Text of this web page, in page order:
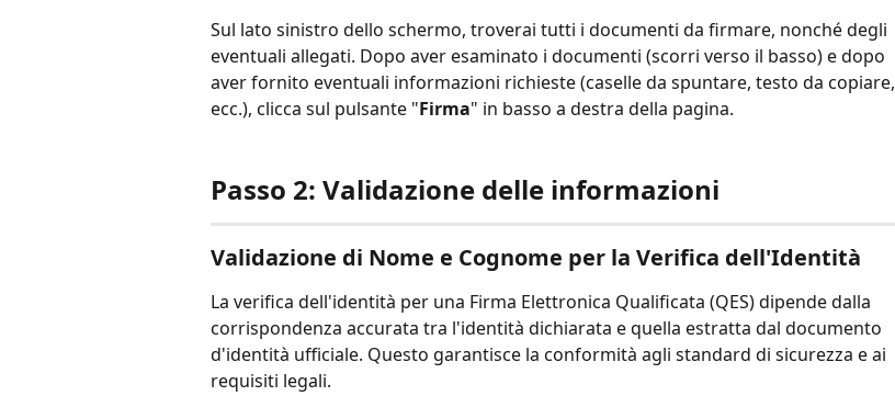
Sul lato sinistro dello schermo, troverai tutti i documenti da firmare, nonché degli
eventuali allegati. Dopo aver esaminato i documenti (scorri verso il basso) e dopo
aver fornito eventuali informazioni richieste (caselle da spuntare, testo da copiare,
ecc.), clicca sul pulsante "Firma" in basso a destra della pagina.
Passo 2: Validazione delle informazioni
Validazione di Nome e Cognome per la Verifica dell'Identità
La verifica dell'identità per una Firma Elettronica Qualificata (QES) dipende dalla
corrispondenza accurata tra l'identità dichiarata e quella estratta dal documento
d'identità ufficiale. Questo garantisce la conformità agli standard di sicurezza e ai
requisiti legali.